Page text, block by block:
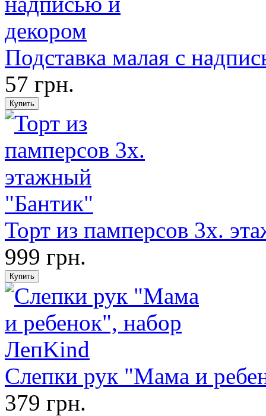
Подставка малая с
57 грн.
Торт из памперсов 3х.
999 грн.
Слепки рук "Мама и
379 грн.